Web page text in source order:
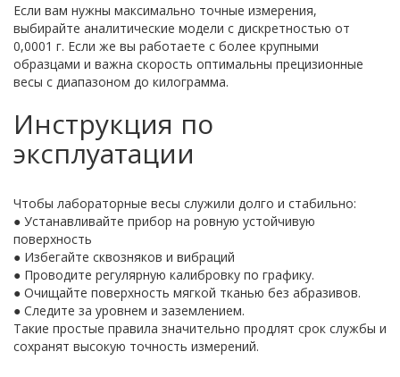
Если вам нужны максимально точные измерения,
выбирайте аналитические модели с дискретностью от
0,0001 г. Если же вы работаете с более крупными
образцами и важна скорость оптимальны прецизионные
весы с диапазоном до килограмма.
Инструкция по
эксплуатации
Чтобы лабораторные весы служили долго и стабильно:
● Устанавливайте прибор на ровную устойчивую
поверхность
● Избегайте сквозняков и вибраций
● Проводите регулярную калибровку по графику.
● Очищайте поверхность мягкой тканью без абразивов.
● Следите за уровнем и заземлением.
Такие простые правила значительно продлят срок службы и
сохранят высокую точность измерений.